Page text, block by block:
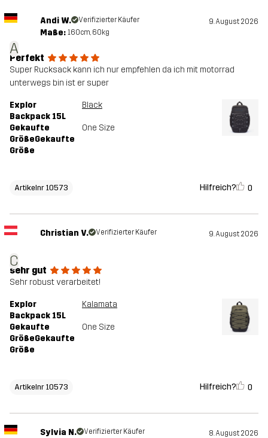
A
Andi W. Verifizierter Käufer 9. August 2026
Maße: 160cm, 60kg
Perfekt
Super Rucksack kann ich nur empfehlen da ich mit motorrad
unterwegs bin ist er super
Explor
Backpack 15L
Black
Gekaufte
GrößeGekaufte
Größe
One Size
Artikelnr 10573 Hilfreich? 0
C
Christian V. Verifizierter Käufer 9. August 2026
sehr gut
Sehr robust verarbeitet!
Explor
Backpack 15L
Kalamata
Gekaufte
GrößeGekaufte
Größe
One Size
Artikelnr 10573 Hilfreich? 0
Sylvia N. Verifizierter Käufer 8. August 2026